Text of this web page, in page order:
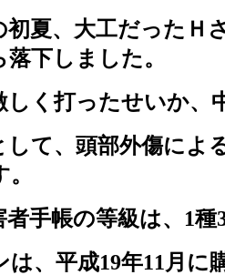
初夏、大工だったＨ
落下しました。
しく打ったせいか、
して、頭部外傷によ
手帳の等級は、 1種
は、平成19年11 月に